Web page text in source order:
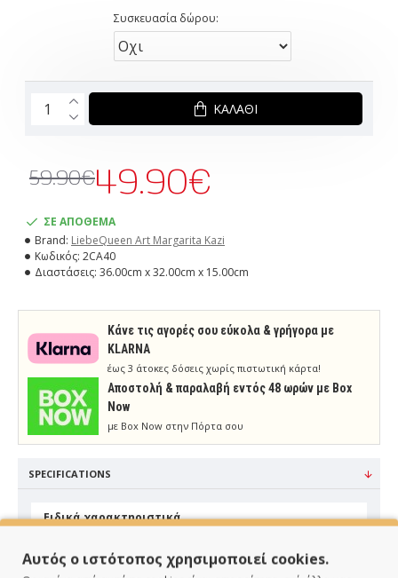
ΣΕ ΑΠΟΘΕΜΑ
Brand: LiebeQueen Art Margarita Kazi
Κωδικός: 2CA40
Διαστάσεις: 36.00cm x 32.00cm x 15.00cm
49.90€
59.90€
Συσκευασία δώρου:
ΚΑΛΆΘΙ
Κάνε τις αγορές σου εύκολα & γρήγορα με
KLARNA
έως 3 άτοκες δόσεις χωρίς πιστωτική κάρτα!
Aποστολή & παραλαβή εντός 48 ωρών με Box
Now
με Box Now στην Πόρτα σου
SPECIFICATIONS
Ειδικά χαρακτηριστικά
Χρώμα
Αυτός ο ιστότοπος χρησιμοποιεί cookies.